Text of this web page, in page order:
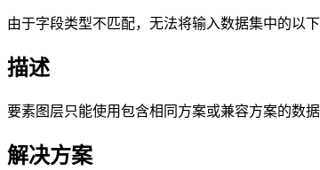
由于字段类型不匹配，无法将输入数据集中的以
描述
要素图层只能使用包含相同方案或兼容方案的数
解决方案